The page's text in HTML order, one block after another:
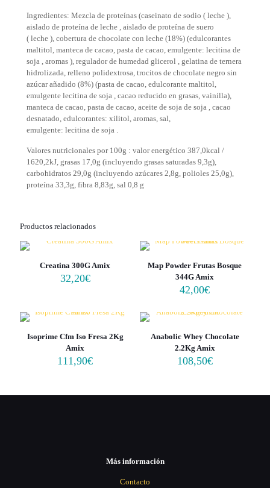
Ingredientes: Mezcla de proteínas (caseinato de sodio ( leche ),
aislado de proteína de leche , aislado de proteína de suero
( leche ), cobertura de chocolate con leche (18%) (edulcorantes
maltitol, manteca de cacao, pasta de cacao, emulgente: lecitina de
soja , aromas ), regulador de humedad glicerol , gelatina de ternera
hidrolizada, relleno polidextrosa, trocitos de chocolate negro sin
azúcar añadido (8%) (pasta de cacao, edulcorante maltitol,
emulgente lecitina de soja , cacao reducido en grasas, vainilla),
manteca de cacao, pasta de cacao, aceite de soja de soja , cacao
desnatado, edulcorantes: xilitol, aromas, sal,
emulgente: lecitina de soja .
Valores nutricionales por 100g : valor energético 387,0kcal /
1620,2kJ, grasas 17,0g (incluyendo grasas saturadas 9,3g),
carbohidratos 29,0g (incluyendo azúcares 2,8g, polioles 25,0g),
proteína 33,3g, fibra 8,83g, sal 0,8 g
Productos relacionados
Creatina 300G Amix
32,20€
Map Powder Frutas Bosque
344G Amix
42,00€
Isoprime Cfm Iso Fresa 2Kg
Amix
111,90€
Anabolic Whey Chocolate
2.2Kg Amix
108,50€
Más información
Contacto